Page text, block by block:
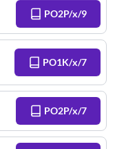
PO2P/x/9
PO1K/x/7
PO2P/x/7